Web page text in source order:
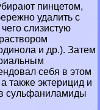
пинцетом,
удалить с
слизистую
и др.). Затем
себя в этом
также эктерицид и
сульфаниламиды